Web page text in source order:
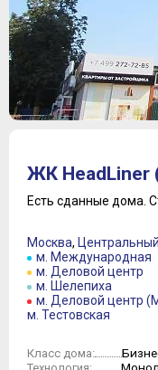
3
4
6
7
ЖК HeadLiner
Есть сданные дома.
Москва,
м. Международная
м. Деловой центр
м. Шелепиха
м. Деловой центр
м. Тестовская
Класс дома: